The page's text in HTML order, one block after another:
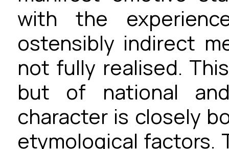
with the
ostensibly indirect
not fully realised.
but of national
character is closely
etymological factors.